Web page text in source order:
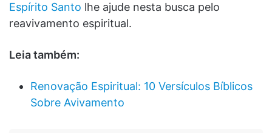
Espírito Santo lhe ajude nesta busca pelo
reavivamento espiritual.
Leia também:
Renovação Espiritual: 10 Versículos Bíblicos
Sobre Avivamento